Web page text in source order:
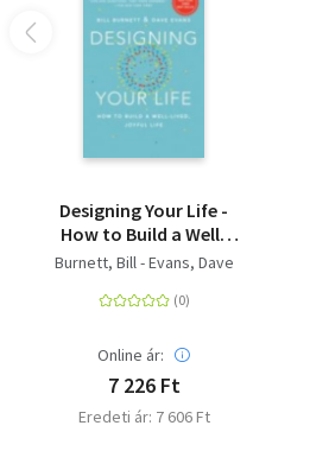
Designing Your Life -
How to Build a Well-
Lived, Joyful Life
Burnett, Bill - Evans, Dave
Online ár:
7 226 Ft
Eredeti ár: 7 606 Ft